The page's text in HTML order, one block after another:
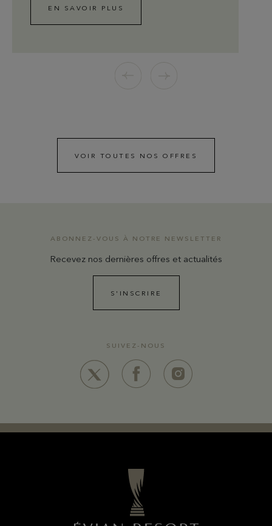
EN SAVOIR PLUS
VOIR TOUTES NOS OFFRES
ABONNEZ-VOUS À NOTRE NEWSLETTER
Recevez nos dernières offres et actualités
S'INSCRIRE
SUIVEZ-NOUS